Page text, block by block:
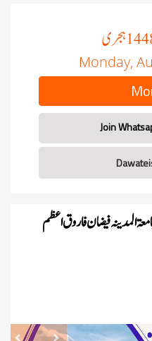
ہجری
Monday,
المدینہ فیضان فاروق اعظم
Next